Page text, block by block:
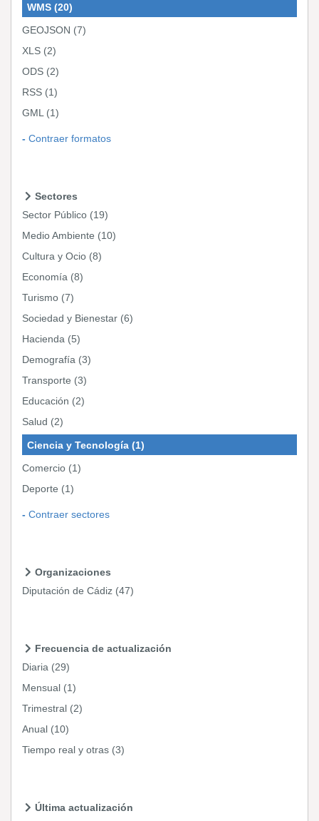
WMS (20)
GEOJSON (7)
XLS (2)
ODS (2)
RSS (1)
GML (1)
Contraer formatos
Sectores
Sector Público (19)
Medio Ambiente (10)
Cultura y Ocio (8)
Economía (8)
Turismo (7)
Sociedad y Bienestar (6)
Hacienda (5)
Demografía (3)
Transporte (3)
Educación (2)
Salud (2)
Ciencia y Tecnología (1)
Comercio (1)
Deporte (1)
Contraer sectores
Organizaciones
Diputación de Cádiz (47)
Frecuencia de actualización
Diaria (29)
Mensual (1)
Trimestral (2)
Anual (10)
Tiempo real y otras (3)
Última actualización